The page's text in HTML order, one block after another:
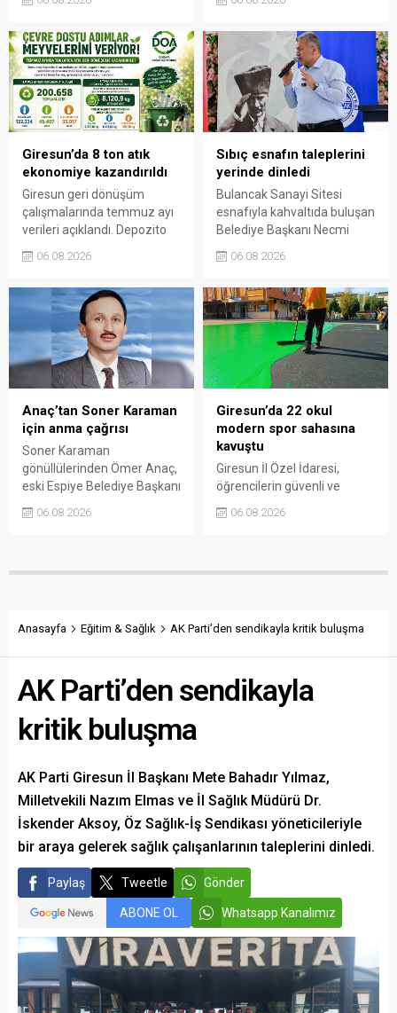
Cemiyeti’nin Milli Mücadele
çekti. Cebeci, Giresun’un
bağımsızlık mücadelesinde
üstlendiği tarihi
sorumluluğun gelecek
nesillere doğru anlatılması
gerektiğini söyledi.
gelerek talep ve beklentileri
Giresun’da 8 ton atık
ekonomiye kazandırıldı
Giresun geri dönüşüm
çalışmalarında temmuz ayı
verileri açıklandı. Depozito
uygulamasına destek veren
ambalajın çöpe gitmesini
06.08.2026
Sıbıç esnafın taleplerini
yerinde dinledi
Bulancak Sanayi Sitesi
esnafıyla kahvaltıda buluşan
Belediye Başkanı Necmi
planlanan çalışmaları
da yaşadığı sorunları ve
beklentilerini doğrudan
Başkan Sıbıç’a aktardı.
06.08.2026
Anaç’tan Soner Karaman
için anma çağrısı
Soner Karaman
gönüllülerinden Ömer Anaç,
eski Espiye Belediye Başkanı
34’üncü yılı dolayısıyla
kaybetmiş tüm belediye
06.08.2026
Giresun’da 22 okul
modern spor sahasına
kavuştu
Giresun İl Özel İdaresi,
öğrencilerin güvenli ve
yapabilmesi amacıyla 22
dönüştürdü. Tamamlanan
yatırımlar arasında yerini
06.08.2026
Anasayfa Eğitim & Sağlık AK Parti’den sendikayla kritik buluşma
AK Parti’den sendikayla
kritik buluşma
AK Parti Giresun İl Başkanı Mete Bahadır Yılmaz,
Milletvekili Nazım Elmas ve İl Sağlık Müdürü Dr.
İskender Aksoy, Öz Sağlık-İş Sendikası yöneticileriyle
bir araya gelerek sağlık çalışanlarının taleplerini dinledi.
Paylaş Tweetle Gönder
ABONE OL Whatsapp Kanalımız